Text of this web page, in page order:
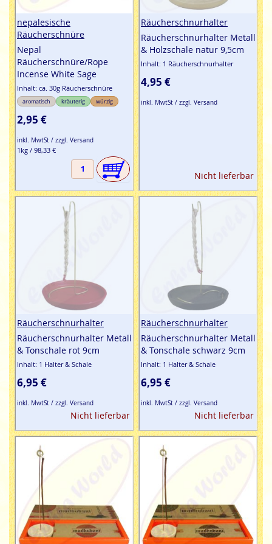
nepalesische
Räucherschnüre
Nepal
Räucherschnüre/Rope
Incense White Sage
Inhalt: ca. 30g Räucherschnüre
aromatisch kräuterig würzig
2,95 €
inkl. MwtSt / zzgl. Versand
1kg / 98,33 €
Räucherschnurhalter
Räucherschnurhalter Metall
& Holzschale natur 9,5cm
Inhalt: 1 Räucherschnurhalter
4,95 €
inkl. MwtSt / zzgl. Versand
Nicht lieferbar
Räucherschnurhalter
Räucherschnurhalter Metall
& Tonschale rot 9cm
Inhalt: 1 Halter & Schale
6,95 €
inkl. MwtSt / zzgl. Versand
Nicht lieferbar
Räucherschnurhalter
Räucherschnurhalter Metall
& Tonschale schwarz 9cm
Inhalt: 1 Halter & Schale
6,95 €
inkl. MwtSt / zzgl. Versand
Nicht lieferbar